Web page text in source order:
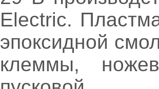
Electric.
эпоксидной
клеммы,